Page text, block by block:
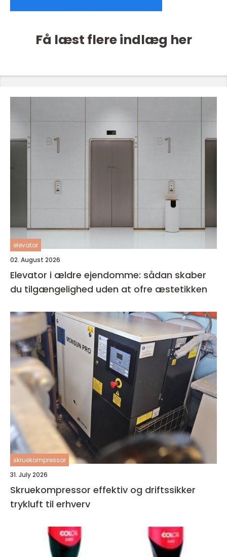
Få læst flere indlæg her
elevator
02. August 2026
Elevator i ældre ejendomme: sådan skaber
du tilgængelighed uden at ofre æstetikken
skruekompressor
31. July 2026
Skruekompressor effektiv og driftssikker
trykluft til erhverv